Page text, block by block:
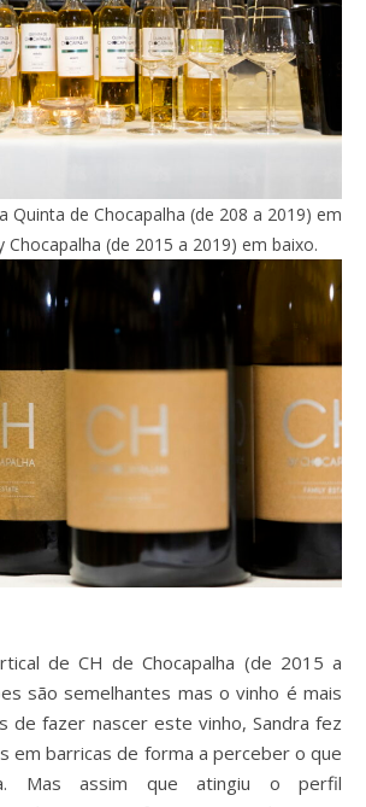
Quinta de Chocapalha (de 208 a 2019) em
Chocapalha (de 2015 a 2019) em baixo.
de CH de Chocapalha (de 2015 a
são semelhantes mas o vinho é mais
de fazer nascer este vinho, Sandra fez
em barricas de forma a perceber o que
Mas assim que atingiu o perfil